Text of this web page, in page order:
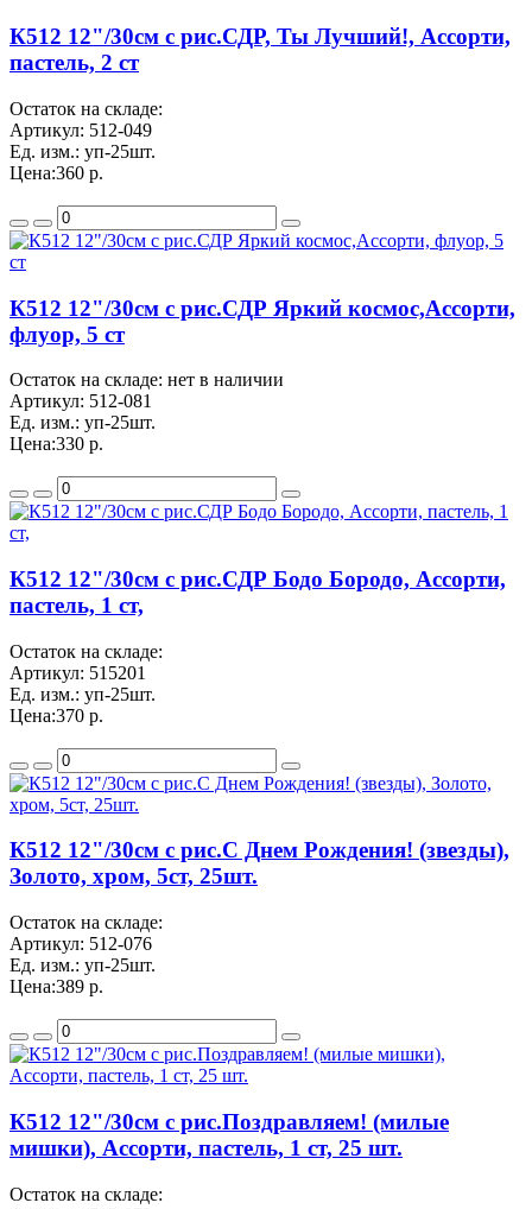
К512 12"/30см с рис.СДР, Ты Лучший!, Ассорти,
пастель, 2 ст
Остаток на складе:
Артикул: 512-049
Ед. изм.: уп-25шт.
Цена:360 р.
К512 12"/30см с рис.СДР Яркий космос,Ассорти,
флуор, 5 ст
Остаток на складе: нет в наличии
Артикул: 512-081
Ед. изм.: уп-25шт.
Цена:330 р.
К512 12"/30см с рис.СДР Бодо Бородо, Ассорти,
пастель, 1 ст,
Остаток на складе:
Артикул: 515201
Ед. изм.: уп-25шт.
Цена:370 р.
К512 12"/30см с рис.С Днем Рождения! (звезды),
Золото, хром, 5ст, 25шт.
Остаток на складе:
Артикул: 512-076
Ед. изм.: уп-25шт.
Цена:389 р.
К512 12"/30см с рис.Поздравляем! (милые
мишки), Ассорти, пастель, 1 ст, 25 шт.
Остаток на складе: